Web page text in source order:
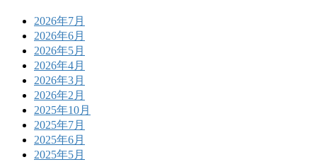
2026年7月
2026年6月
2026年5月
2026年4月
2026年3月
2026年2月
2025年10月
2025年7月
2025年6月
2025年5月